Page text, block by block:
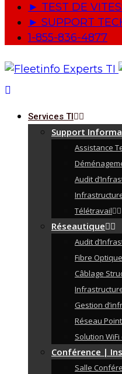
► TEST DE
► SUPPORT
1-855-836-4877
Services TI
Support
Assistance
Audit
Télétravail
Réseautique
Audit
Fibre
Câblage
Gestion
Réseau
Solution
Conférence |
Salle